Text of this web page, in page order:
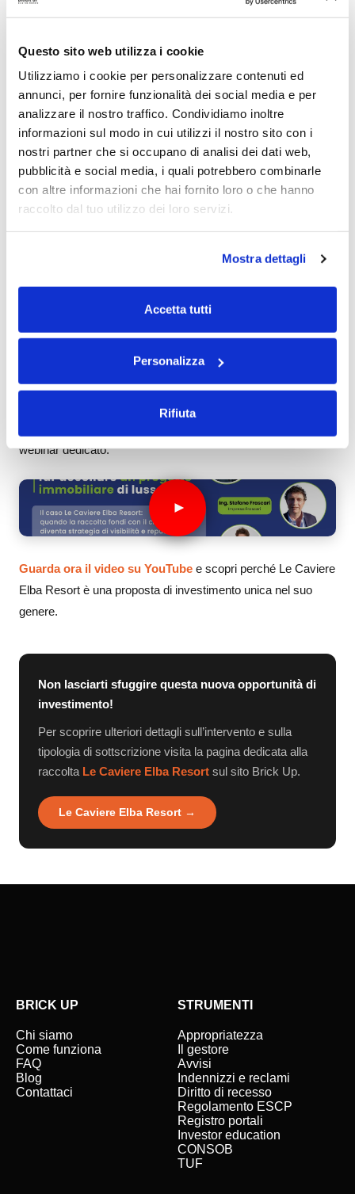
Questo sito web utilizza i cookie
Utilizziamo i cookie per personalizzare contenuti ed
annunci, per fornire funzionalità dei social media e per
analizzare il nostro traffico. Condividiamo inoltre
informazioni sul modo in cui utilizzi il nostro sito con i
nostri partner che si occupano di analisi dei dati web,
pubblicità e social media, i quali potrebbero combinarle
con altre informazioni che hai fornito loro o che hanno
raccolto dal tuo utilizzo dei loro servizi.
Mostra dettagli
Accetta tutti
Personalizza
Rifiuta
€ mesi
RENDIMENTO CEDOLARE LORDO STIMATO
I° ANNO
8,5% › II° ANNO
10,5% › III° ANNO
12%
copertura dell’eventuale quota non raccolta
garantita dalla famiglia promotrice.
webinar dedicato.
Guarda ora il video su YouTube e scopri perché Le Caviere
Elba Resort è una proposta di investimento unica nel suo
genere.
Non lasciarti sfuggire questa nuova opportunità di
investimento!
Per scoprire ulteriori dettagli sull’intervento e sulla
tipologia di sottscrizione visita la pagina dedicata alla
raccolta Le Caviere Elba Resort sul sito Brick Up.
Le Caviere Elba Resort →
BRICK UP
Chi siamo
Come funziona
FAQ
Blog
Contattaci
STRUMENTI
Appropriatezza
Il gestore
Avvisi
Indennizzi e reclami
Diritto di recesso
Regolamento ESCP
Registro portali
Investor education
CONSOB
TUF